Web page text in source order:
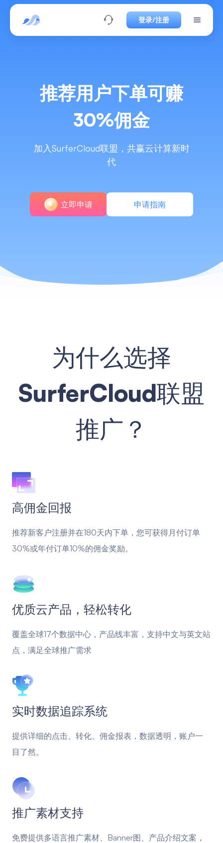
登录/注册
推荐用户下单可赚
30%佣金
加入SurferCloud联盟，共赢云计算新时
代
立即申请 申请指南
为什么选择
SurferCloud联盟
推广？
高佣金回报
推荐新客户注册并在180天内下单，您可获得月付订单
30%或年付订单10%的佣金奖励。
优质云产品，轻松转化
覆盖全球17个数据中心，产品线丰富，支持中文与英文站
点，满足全球推广需求
实时数据追踪系统
提供详细的点击、转化、佣金报表，数据透明，账户一
目了然。
推广素材支持
免费提供多语言推广素材、Banner图、产品介绍文案，